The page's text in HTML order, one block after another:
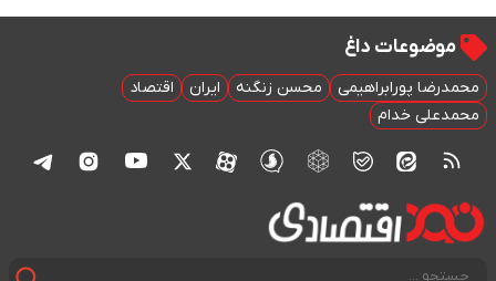
موضوعات داغ
محمدرضا پورابراهیمی محسن زنگنه ایران
اقتصاد
محمدعلی خدام